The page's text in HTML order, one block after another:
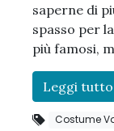
saperne di
spasso per
più famosi,
Leggi tutto
Costume